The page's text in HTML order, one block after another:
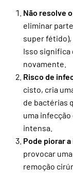
Não resolve
eliminar
super fétido),
Isso significa
novamente.
Risco de
cisto, cria
de bactérias
uma
intensa.
Pode piorar
provocar
remoção